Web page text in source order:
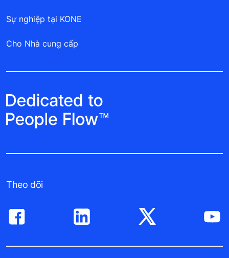
Sự nghiệp tại KONE
Cho Nhà cung cấp
Theo dõi